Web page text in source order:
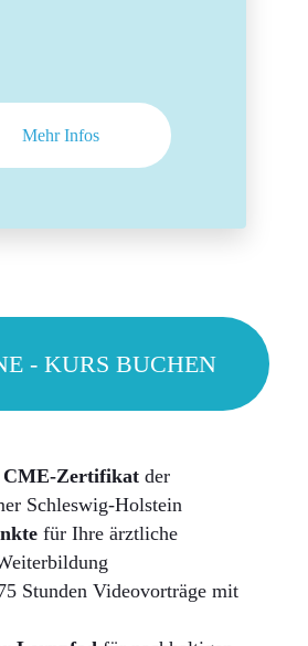
Mehr Infos
- KURS BUCHEN
CME-Zertifikatder
Schleswig-Holstein
für Ihre ärztliche
Stunden Videovorträge mit